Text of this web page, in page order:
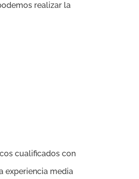
realizar la
cualificados con
experiencia media